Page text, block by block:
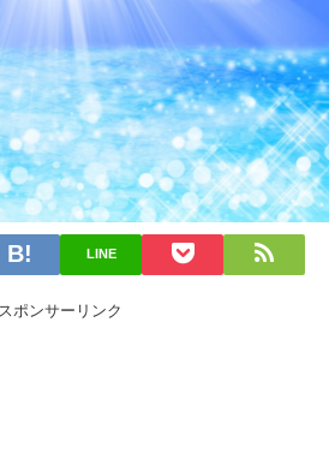
LINE
スポンサーリンク